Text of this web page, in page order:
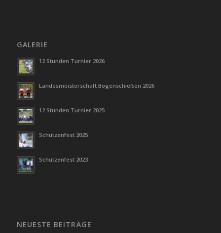
GALERIE
12 Stunden Turnier 2026
Landesmeisterschaft Bogenschießen 2026
12 Stunden Turnier 2025
Schützenfest 2025
Schützenfest 2023
NEUESTE BEITRÄGE